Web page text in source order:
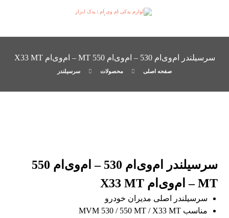
سرسیلندر ام‌وی‌ام 530 – ام‌وی‌ام 550 MT – ام‌وی‌ام X33 MT
صفحه اصلی محصولات سرسیلندر
سرسیلندر ام‌وی‌ام 530 – ام‌وی‌ام 550
MT – ام‌وی‌ام X33 MT
سرسیلندر اصلی مدیران خودرو
مناسب MVM 530 / 550 MT / X33 MT